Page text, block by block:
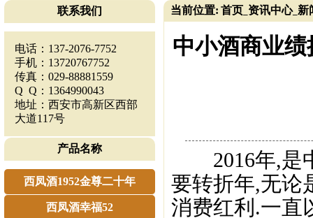
联系我们
电话：137-2076-7752
手机：13720767752
传真：029-88881559
Q Q：1364990043
地址：西安市高新区西部
大道117号
产品名称
西凤酒1952金尊二十年
西凤酒幸福52
当前位置: 首页 资讯中心_ 新
中小酒商业
2016年,是中
要转折年,无论
消费红利.一直